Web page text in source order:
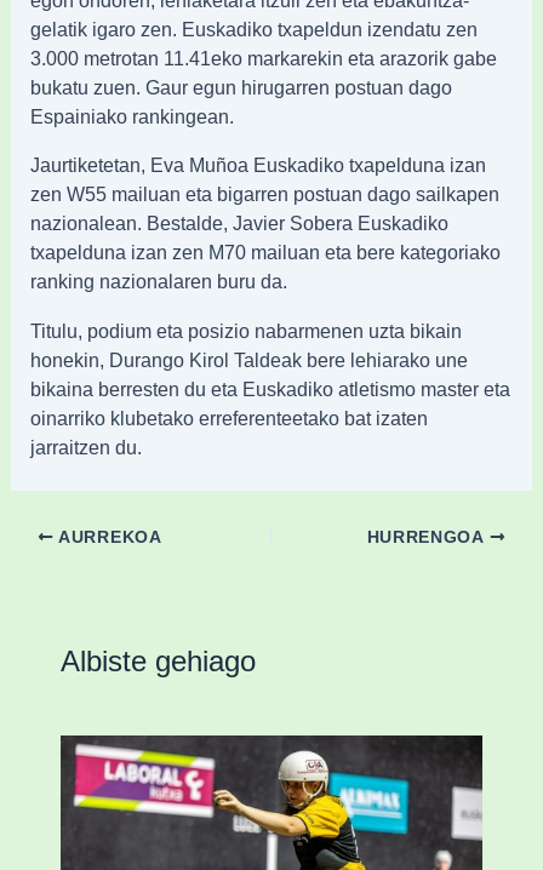
gelatik igaro zen. Euskadiko txapeldun izendatu zen
3.000 metrotan 11.41eko markarekin eta arazorik gabe
bukatu zuen. Gaur egun hirugarren postuan dago
Espainiako rankingean.
Jaurtiketetan, Eva Muñoa Euskadiko txapelduna izan
zen W55 mailuan eta bigarren postuan dago sailkapen
nazionalean. Bestalde, Javier Sobera Euskadiko
txapelduna izan zen M70 mailuan eta bere kategoriako
ranking nazionalaren buru da.
Titulu, podium eta posizio nabarmenen uzta bikain
honekin, Durango Kirol Taldeak bere lehiarako une
bikaina berresten du eta Euskadiko atletismo master eta
oinarriko klubetako erreferenteetako bat izaten
jarraitzen du.
AURREKOA HURRENGOA
Albiste gehiago